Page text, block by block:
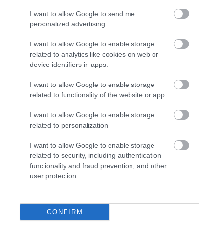
I want to allow Google to send me
personalized advertising.
I want to allow Google to enable storage
related to analytics like cookies on web or
device identifiers in apps.
I want to allow Google to enable storage
related to functionality of the website or app.
I want to allow Google to enable storage
related to personalization.
I want to allow Google to enable storage
related to security, including authentication
functionality and fraud prevention, and other
user protection.
CONFIRM
befizetett adó tartja fenn jelenleg. Csakhogy az nem
akarod megérteni, ha akár mekkora értéket is
állítasz elő ha nincs belőle adó az állam álla
felkopik, ha kevesebbért dolgozol mint amennyit
elvár tőled az állam azt valakinek helyetted be kell
fizetni, ezek után leírom még egyszer: eltartott ne
ossza az észt, hogy kitől mennyit vegyenek el, mert
nem etikus (én személy szerint meg rühellek még 10
14 éve
@Betépett felhasználó:
maximum a bérekhez viszonyítva ... ennyi se több se
kevesebb. A többi a fantáziavilágod.